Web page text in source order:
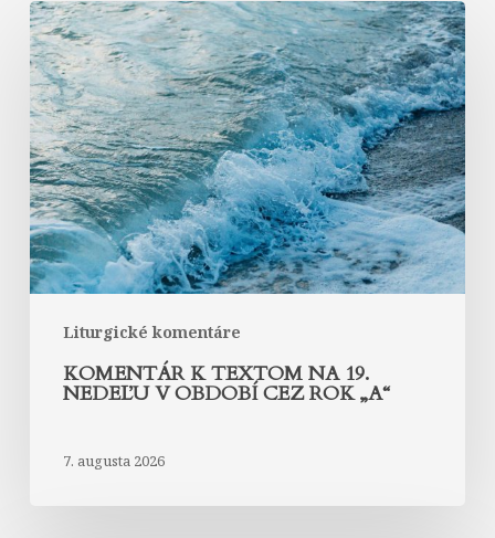
Liturgické komentáre
Komentár
k
textom
na
19.
nedeľu
v
období
cez
rok
„A“
KOMENTÁR K TEXTOM NA 19.
NEDEĽU V OBDOBÍ CEZ ROK „A“
7. augusta 2026